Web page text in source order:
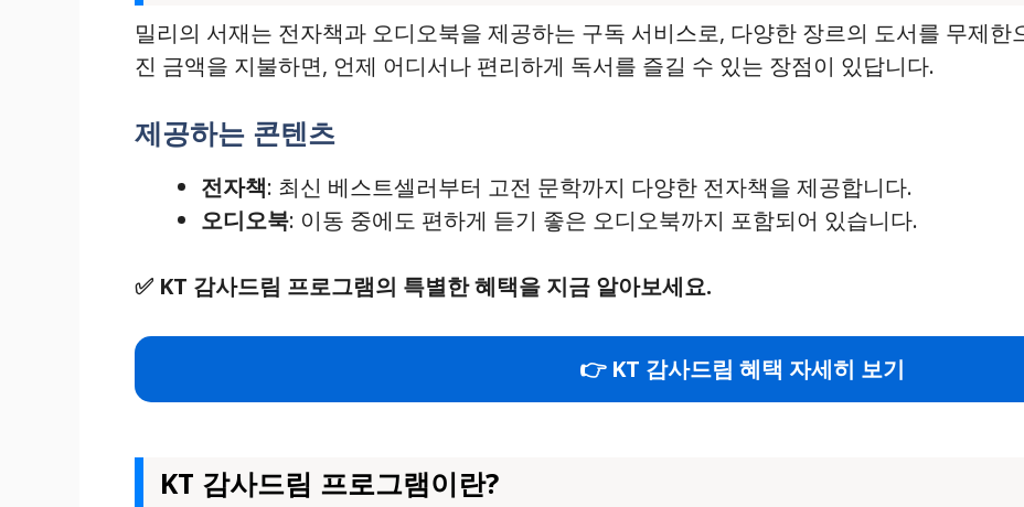
밀리의 서재는 전자책과 오디오북을 제공하는 구독 서비스로, 다양한 장르의 도서를 무제한
진 금액을 지불하면, 언제 어디서나 편리하게 독서를 즐길 수 있는 장점이 있답니다.
제공하는 콘텐츠
전자책: 최신 베스트셀러부터 고전 문학까지 다양한 전자책을 제공합니다.
오디오북: 이동 중에도 편하게 듣기 좋은 오디오북까지 포함되어 있습니다.
✅ KT 감사드림 프로그램의 특별한 혜택을 지금 알아보세요.
👉 KT 감사드림 혜택 자세히 보기
KT 감사드림 프로그램이란?